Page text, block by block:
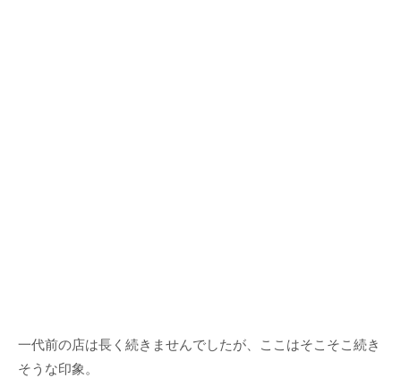
一代前の店は長く続きませんでしたが、ここはそこそこ続き
そうな印象。